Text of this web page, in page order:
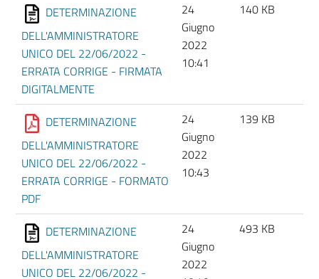
DETERMINAZIONE
DELL'AMMINISTRATORE
UNICO DEL 22/06/2022 -
ERRATA CORRIGE - FIRMATA
DIGITALMENTE
24
Giugno
2022
10:41
140 KB
DETERMINAZIONE
DELL'AMMINISTRATORE
UNICO DEL 22/06/2022 -
ERRATA CORRIGE - FORMATO
PDF
24
Giugno
2022
10:43
139 KB
DETERMINAZIONE
DELL'AMMINISTRATORE
UNICO DEL 22/06/2022 -
24
Giugno
2022
493 KB